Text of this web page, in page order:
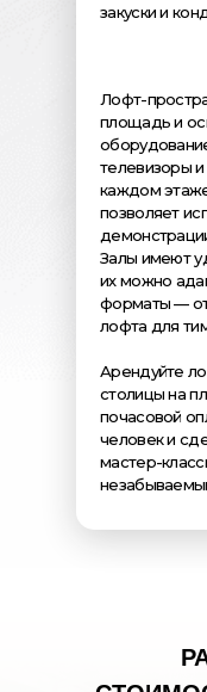
закуски и
Лофт-
площадь и
телевизоры и
каждом
позволяет
Залы имеют
их можно
форматы — от
лофта для
Арендуйте
столицы на
почасовой
человек и
мастер-